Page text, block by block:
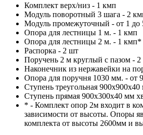
Комплект верх/низ - 1 кмп
Модуль поворотный 3 шага - 2
Модуль промежуточный - от 1 до
Опора для лестницы 1 м. - 1 кмп
Опора для лестницы 2 м. - 1 кмп*
Распорка - 2 шт
Поручень 2 м круглый с пазом -
Наконечник из нержавейки на
Опора для поручня 1030 мм. - от
Ступень треугольная
Ступень прямая 900х300х40 мм
* - Комплект опор 2м входит в
зависимости от высоты. Опоры
комплекта от высоты 2600мм и